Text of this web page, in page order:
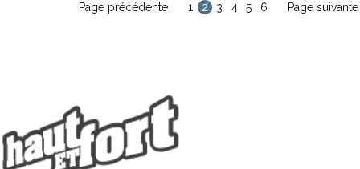
Page précédente 1 2 3 4 5 6 Page suivante